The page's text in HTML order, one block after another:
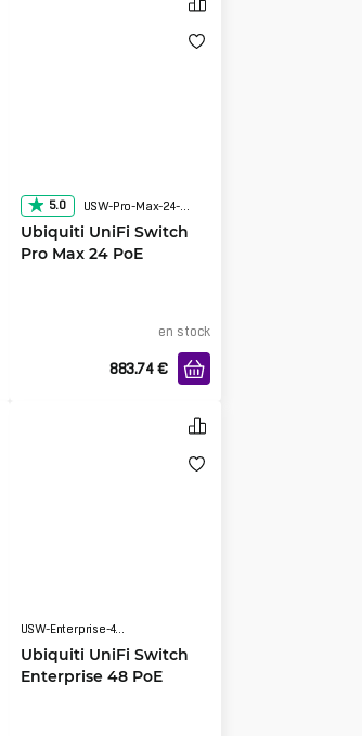
5.0 USW-Pro-Max-24-POE
Ubiquiti UniFi Switch
Pro Max 24 PoE
en stock
883.74 €
USW-Enterprise-48-PoE
Ubiquiti UniFi Switch
Enterprise 48 PoE